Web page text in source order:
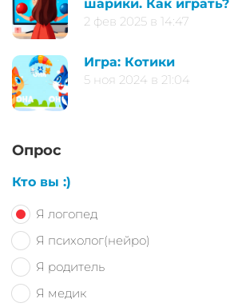
шарики. Как играть?
2 фев 2025 в 14:47
Игра: Котики
5 ноя 2024 в 21:04
Опрос
Кто вы :)
Я логопед
Я психолог(нейро)
Я родитель
Я медик